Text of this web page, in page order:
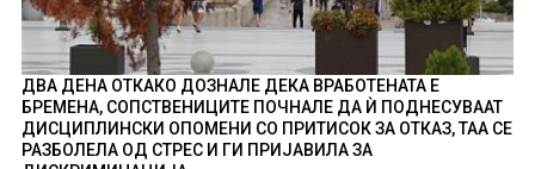
ДВА ДЕНА ОТКАКО ДОЗНАЛЕ ДЕКА ВРАБОТЕНАТА Е
БРЕМЕНА, СОПСТВЕНИЦИТЕ ПОЧНАЛЕ ДА Ѝ ПОДНЕСУВААТ
ДИСЦИПЛИНСКИ ОПОМЕНИ СО ПРИТИСОК ЗА ОТКАЗ, ТАА СЕ
РАЗБОЛЕЛА ОД СТРЕС И ГИ ПРИЈАВИЛА ЗА